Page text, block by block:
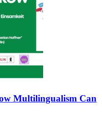
Multilingualism Can